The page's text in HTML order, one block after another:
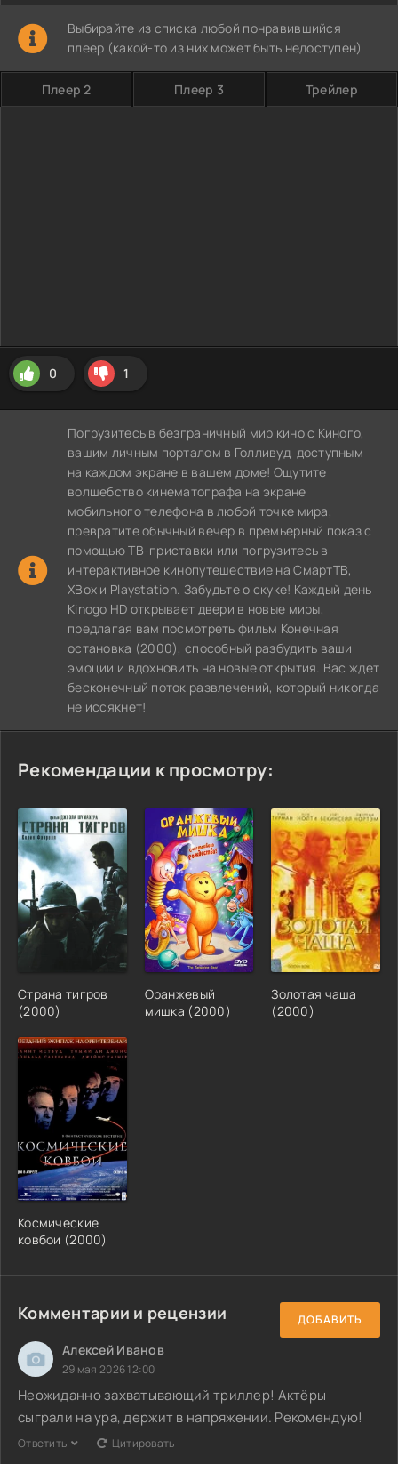
Выбирайте из списка любой понравившийся
плеер (какой-то из них может быть недоступен)
Плеер 2 Плеер 3 Трейлер
0 1
Погрузитесь в безграничный мир кино с Киного,
вашим личным порталом в Голливуд, доступным
на каждом экране в вашем доме! Ощутите
волшебство кинематографа на экране
мобильного телефона в любой точке мира,
превратите обычный вечер в премьерный показ с
помощью ТВ-приставки или погрузитесь в
интерактивное кинопутешествие на СмартТВ,
XBox и Playstation. Забудьте о скуке! Каждый день
Kinogo HD открывает двери в новые миры,
предлагая вам посмотреть фильм Конечная
остановка (2000), способный разбудить ваши
эмоции и вдохновить на новые открытия. Вас ждет
бесконечный поток развлечений, который никогда
не иссякнет!
Рекомендации к просмотру:
Страна тигров
(2000)
Оранжевый
мишка (2000)
Золотая чаша
(2000)
Космические
ковбои (2000)
Комментарии и рецензии ДОБАВИТЬ
Алексей Иванов
29 мая 2026 12:00
Неожиданно захватывающий триллер! Актёры
сыграли на ура, держит в напряжении. Рекомендую!
Ответить Цитировать